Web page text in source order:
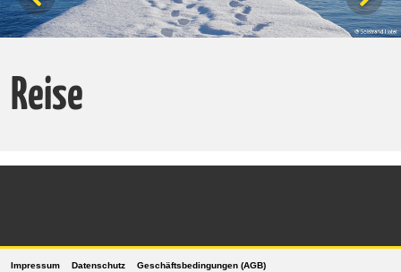
Reise
Impressum Datenschutz Geschäftsbedingungen (AGB)